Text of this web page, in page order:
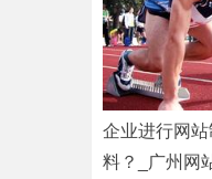
企业进行网
料？_广州网